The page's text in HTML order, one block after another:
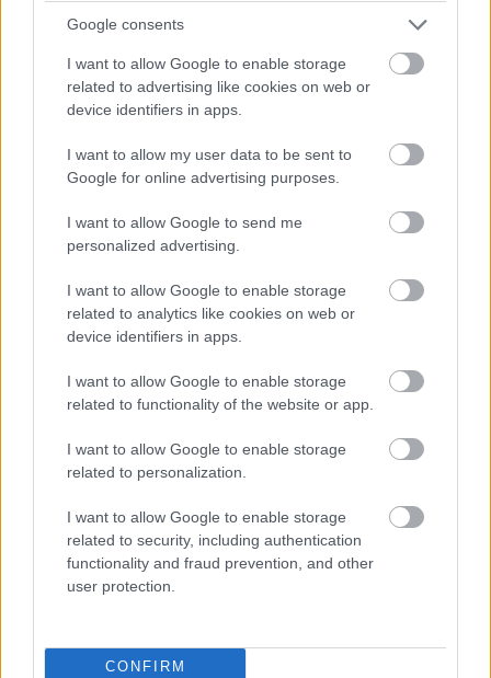
Google consents
I want to allow Google to enable storage
related to advertising like cookies on web or
device identifiers in apps.
I want to allow my user data to be sent to
Google for online advertising purposes.
I want to allow Google to send me
personalized advertising.
I want to allow Google to enable storage
related to analytics like cookies on web or
device identifiers in apps.
I want to allow Google to enable storage
related to functionality of the website or app.
I want to allow Google to enable storage
related to personalization.
I want to allow Google to enable storage
related to security, including authentication
functionality and fraud prevention, and other
user protection.
CONFIRM
Brundle hozza majd a célba a P2 5-6. helyéért
harcoló lengyel autót. Nagyon szép versenyt teljesített az
Inter Europol, minden elismerést megérdemelnek.
Amit viszont le lehetne, az Frijns 10 másodperces
hátránya Yifeijel szemben... Csakhogy van valami baj a #31-es
WRT emelőjével, így az utolsó kerékcserénél valamennyit
biztosan veszítenek majd.
A Próban Pier Guidi és Garcia között 50 másodperc
erőből ezt még annyira se lehet itt ledolgozni, ahogy a 100-at
az amatőrök között.
körönként 5 másodpercet jelentene. Erőből nem nagyon lehet
megoldani, de ha a szerencse is Fraga kezére játszik,
visszahozhatja a sírból (avagy az éjszakai defektből) a
győzelmet.
A #83-as is letudta az utolsó nagyszervizt, Nielsen ült